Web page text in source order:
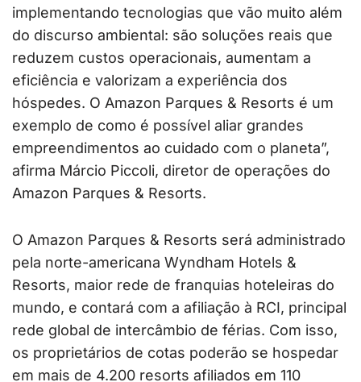
implementando tecnologias que vão muito além
do discurso ambiental: são soluções reais que
reduzem custos operacionais, aumentam a
eficiência e valorizam a experiência dos
hóspedes. O Amazon Parques & Resorts é um
exemplo de como é possível aliar grandes
empreendimentos ao cuidado com o planeta”,
afirma Márcio Piccoli, diretor de operações do
Amazon Parques & Resorts.
O Amazon Parques & Resorts será administrado
pela norte-americana Wyndham Hotels &
Resorts, maior rede de franquias hoteleiras do
mundo, e contará com a afiliação à RCI, principal
rede global de intercâmbio de férias. Com isso,
os proprietários de cotas poderão se hospedar
em mais de 4.200 resorts afiliados em 110